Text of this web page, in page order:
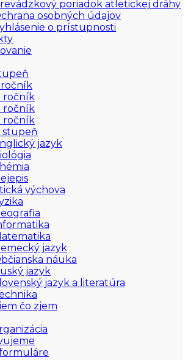
poriadok atletickej dráhy
osobných údajov
o prístupnosti
ročník
ročník
ročník
ročník
stupeň
jazyk
výchova
jazyk
náuka
jazyk
jazyk a literatúra
čo zjem
formuláre